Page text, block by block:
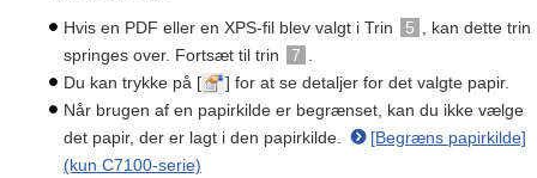
Hvis en PDF eller en XPS-fil blev valgt i Trin 5
, kan dette trin
springes over. Fortsæt til trin
7
Du kan trykke på [
] for at se detaljer for det valgte papir.
Når brugen af en papirkilde er begrænset, kan du ikke vælge
det papir, der er lagt i den papirkilde.
[Begræns papirkilde]
(kun C7100-serie)